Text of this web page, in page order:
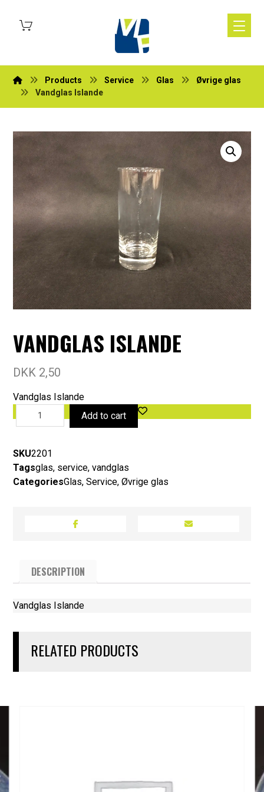
Products Service Glas
Øvrige glas
Vandglas Islande
VANDGLAS ISLANDE
DKK 2,50
Vandglas Islande
Add to cart
SKU2201
Tagsglas, service,vandglas
CategoriesGlas,Service,Øvrige glas
DESCRIPTION
Vandglas Islande
RELATED PRODUCTS